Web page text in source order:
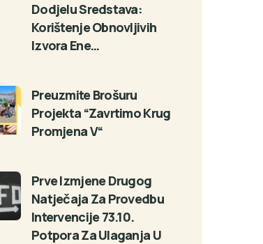
Dodjelu Sredstava:
Korištenje Obnovljivih
Izvora Ene…
Preuzmite Brošuru
Projekta “Zavrtimo Krug
Promjena V“
Prve Izmjene Drugog
Natječaja Za Provedbu
Intervencije 73.10.
Potpora Za Ulaganja U